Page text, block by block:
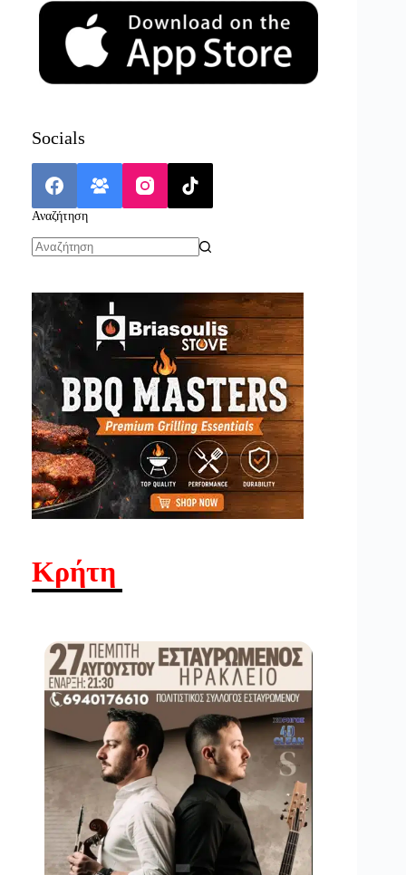
Socials
Αναζήτηση
Κρήτη